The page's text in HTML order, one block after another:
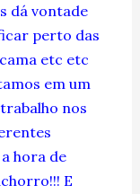
dá vontade
perto das
etc etc
em um
nos
hora de
E